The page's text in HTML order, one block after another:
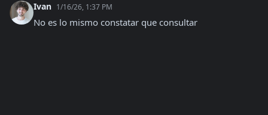
Ivan 1/16/26, 1:37 PM
No es lo mismo constatar que consultar